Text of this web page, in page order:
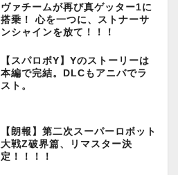
ヴァチームが再び真ゲッター1に
搭乗！ 心を一つに、ストナーサ
ンシャインを放て！！！
【スパロボY】Yのストーリーは
本編で完結。DLCもアニバでラ
スト。
【朗報】第二次スーパーロボット
大戦Z破界篇、リマスター決
定！！！！